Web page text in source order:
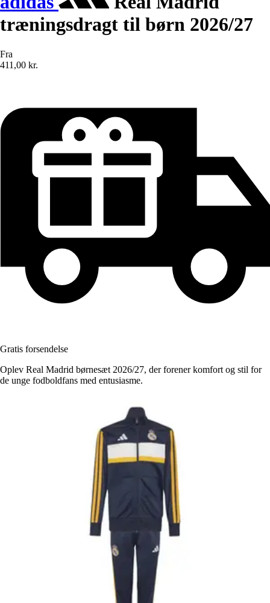
træningsdragt til børn 2026/27
Fra
411,00 kr.
Gratis forsendelse
Oplev Real Madrid børnesæt 2026/27, der forener komfort og stil for
de unge fodboldfans med entusiasme.